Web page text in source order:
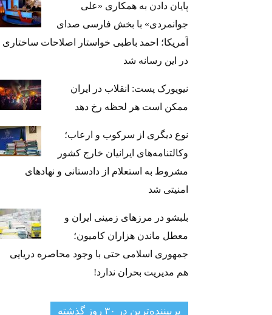
پایان دادن به همکاری «علی
جوانمردی» با بخش فارسی صدای
آمریکا؛ احمد باطبی خواستار اصلاحات ساختاری
در این رسانه شد
نیویورک پست: انقلاب در ایران
ممکن است هر لحظه رخ دهد
نوع دیگری از سرکوب و ارعاب؛
وکالتنامه‌های ایرانیان خارج کشور
مشروط به استعلام از دادستانی و نهادهای
امنیتی شد
بلبشو در مرزهای زمینی ایران و
معطل ماندن هزاران کامیون؛
جمهوری اسلامی حتی با وجود محاصره دریایی
هم مدیریت بحران ندارد!
پربیننده‌ترین‌ در ۳۰ روز گذشته